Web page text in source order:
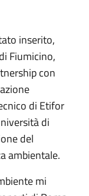
inserito,
Fiumicino,
con
di Etifor
di
del
ambientale.
mi